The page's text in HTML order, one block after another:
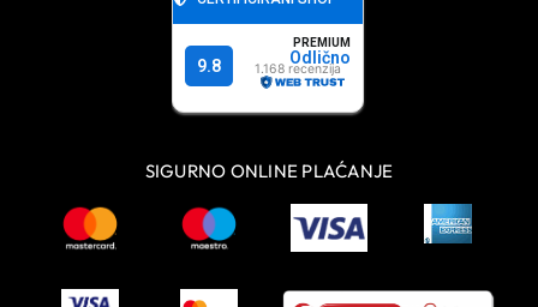
SIGURNO ONLINE PLAĆANJE